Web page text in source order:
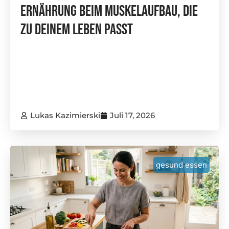
Ernährung Beim Muskelaufbau, Die
Zu Deinem Leben Passt
Lukas Kazimierski Juli 17, 2026
gesund essen